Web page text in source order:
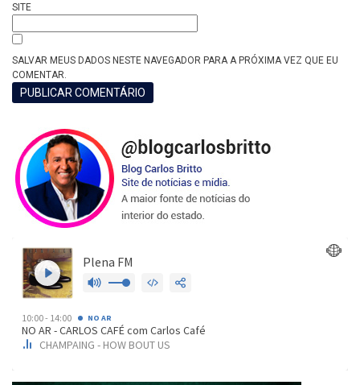
SITE
SALVAR MEUS DADOS NESTE NAVEGADOR PARA A PRÓXIMA VEZ QUE EU
COMENTAR.